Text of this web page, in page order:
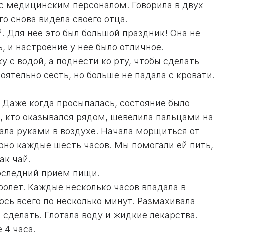
медицинским персоналом. Говорила в двух
снова видела своего отца.
Для нее это был большой праздник! Она не
и настроение у нее было отличное.
с водой, а поднести ко рту, чтобы сделать
сесть, но больше не падала с кровати.
когда просыпалась, состояние было
кто оказывался рядом, шевелила пальцами на
руками в воздухе. Начала морщиться от
каждые шесть часов. Мы помогали ей пить,
чай.
прием пищи.
Каждые несколько часов впадала в
всего по несколько минут. Размахивала
Глотала воду и жидкие лекарства.
4 часа.